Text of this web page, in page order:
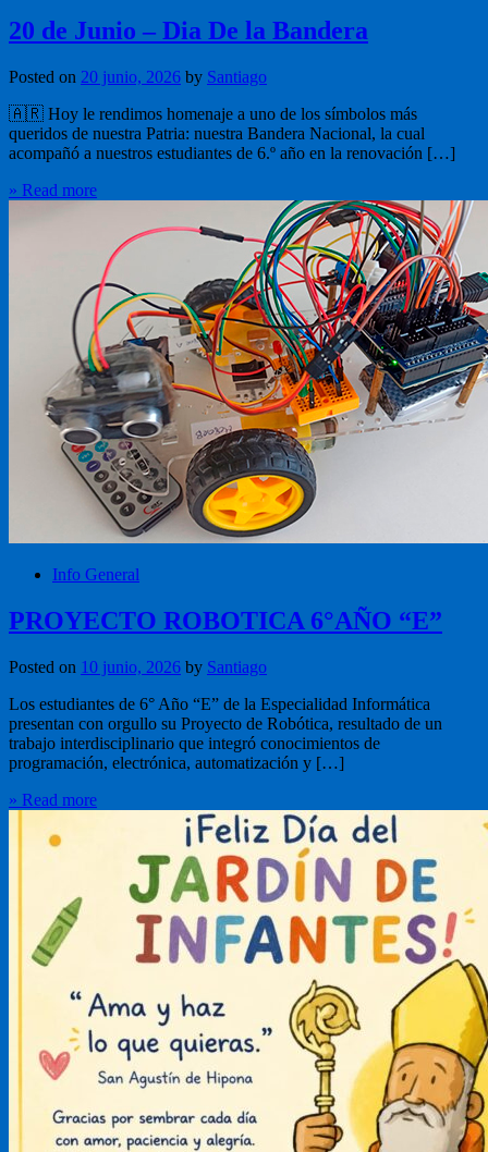
20 de Junio – Dia De la Bandera
Posted on 20 junio, 2026 by Santiago
🇦🇷 Hoy le rendimos homenaje a uno de los símbolos más
queridos de nuestra Patria: nuestra Bandera Nacional, la cual
acompañó a nuestros estudiantes de 6.º año en la renovación […]
» Read more
Info General
PROYECTO ROBOTICA 6°AÑO “E”
Posted on 10 junio, 2026 by Santiago
Los estudiantes de 6° Año “E” de la Especialidad Informática
presentan con orgullo su Proyecto de Robótica, resultado de un
trabajo interdisciplinario que integró conocimientos de
programación, electrónica, automatización y […]
» Read more